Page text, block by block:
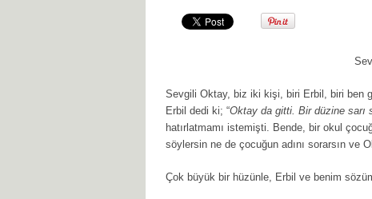
Sevgili Oktay, biz iki kişi, biri Erbil, biri ben
Erbil dedi ki; “Oktay da gitti. Bir düzine sarı
hatırlatmamı istemişti. Bende, bir okul
söylersin ne de çocuğun adını sorarsın ve
Çok büyük bir hüzünle, Erbil ve benim